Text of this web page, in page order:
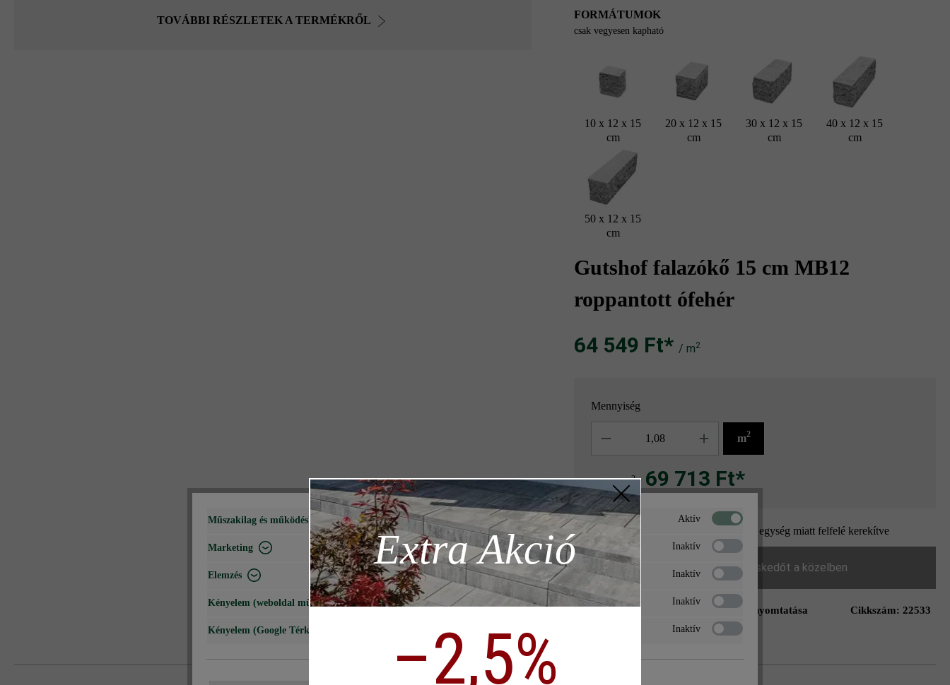
TOVÁBBI RÉSZLETEK A TERMÉKRŐL FORMÁTUMOK
csak vegyesen kapható
10 x 12 x 15
cm
20 x 12 x 15
cm
30 x 12 x 15
cm
40 x 12 x 15
cm
50 x 12 x 15
cm
Gutshof falazókő 15 cm MB12
roppantott ófehér
64 549 Ft‎‎‎*/ m2
Mennyiség
m2
= 1,08 m2 69 713 Ft*
Megjegyzés: A mennyiség a csomagolási egység miatt felfelé kerekítve
Keressen egy kereskedőt a közelben
Hozzáadás a kívánságlistáhozOldal nyomtatása Cikkszám: 22533
Műszakilag és működéshez szükséges Aktív
Marketing Inaktív
Elemzés Inaktív
Kényelem (weboldal működése) Inaktív
Kényelem (Google Térkép) Inaktív
Extra Akció
–2,5%